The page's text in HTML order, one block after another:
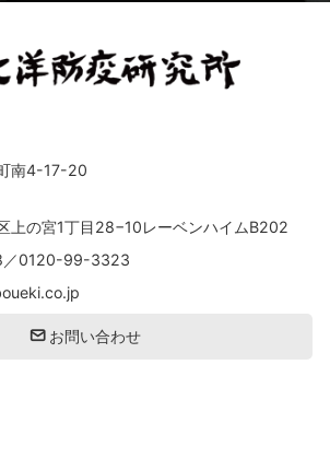
南4-17-20
上の宮1丁目28−10レーベンハイムB202
／0120-99-3323
お問い合わせ